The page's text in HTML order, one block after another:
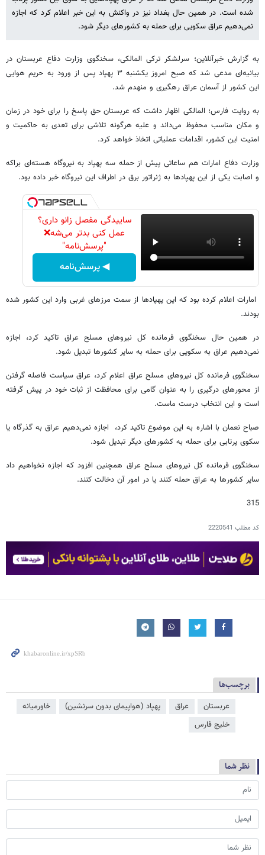
شده است. در همین حال بغداد نیز در واکنش به این خبر اعلام کرد که اجازه
نمی‌دهیم عراق سکویی برای حمله به کشورهای دیگر شود.
به گزارش خبرآنلاین؛ سرلشکر ترکی المالکی، سخنگوی وزارت دفاع عربستان در
بیانیه‌ای مدعی شد که صبح امروز یکشنبه ۳ پهپاد پس از ورود به حریم هوایی
این کشور از آسمان عراق رهگیری و منهدم شد.
به روایت فارس؛ المالکی اظهار داشت که عربستان حق پاسخ را برای خود در زمان
و مکان مناسب محفوظ می‌داند و علیه هرگونه تلاشی برای تعدی به حاکمیت و
امنیت این کشور، اقدامات عملیاتی اتخاذ خواهد کرد.
وزارت دفاع امارات هم ساعاتی پیش از حمله سه پهپاد به نیروگاه هسته‌ای براکه
و اصابت یکی از این پهپادها به ژنراتور برق در اطراف این نیروگاه خبر داده بود.
ساییدگی مفصل زانو داری؟
عمل کنی بدتر می‌شه❌
"پرسش‌نامه"
◀ پرسش‌نامه
امارات اعلام کرده بود که این پهپادها از سمت مرزهای غربی وارد این کشور شده
بودند.
در همین حال سخنگوی فرمانده کل نیروهای مسلح عراق تاکید کرد، اجازه
نمی‌دهیم عراق به سکویی برای حمله به سایر کشورها تبدیل شود.
سخنگوی فرمانده کل نیروهای مسلح عراق اعلام کرد، عراق سیاست فاصله گرفتن
از محورهای درگیری را به عنوان گامی برای محافظت از ثبات خود در پیش گرفته
است و این انتخاب درست ماست.
صباح نعمان با اشاره به این موضوع تاکید کرد، اجازه نمی‌دهیم عراق به گذرگاه یا
سکوی پرتابی برای حمله به کشورهای دیگر تبدیل شود.
سخنگوی فرمانده کل نیروهای مسلح عراق همچنین افزود که اجازه نخواهیم داد
سایر کشورها به عراق حمله کنند یا در امور آن دخالت کنند.
315
کد مطلب 2220541
برچسب‌ها
عربستان عراق پهپاد (هواپیمای بدون سرنشین)
خاورمیانه
خلیج فارس
نظر شما